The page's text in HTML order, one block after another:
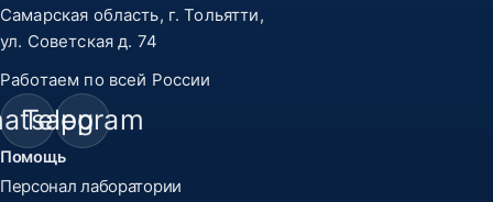
Самарская область, г. Тольятти,
ул. Советская д. 74
Работаем по всей России
Telegram
Помощь
Персонал лаборатории